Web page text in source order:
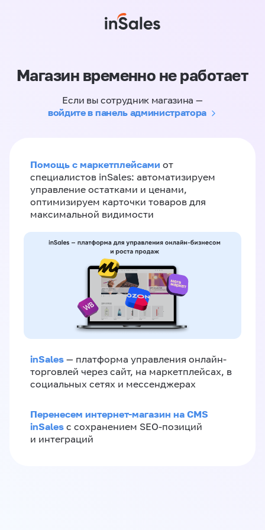
Магазин временно не работает
Если вы сотрудник магазина —
войдите в панель администратора
Помощь с маркетплейсами от
специалистов inSales: автоматизируем
управление остатками и ценами,
оптимизируем карточки товаров для
максимальной видимости
inSales — платформа управления онлайн-
торговлей через сайт, на маркетплейсах, в
социальных сетях и мессенджерах
Перенесем интернет-магазин на CMS
inSales с сохранением SEO-позиций
и интеграций